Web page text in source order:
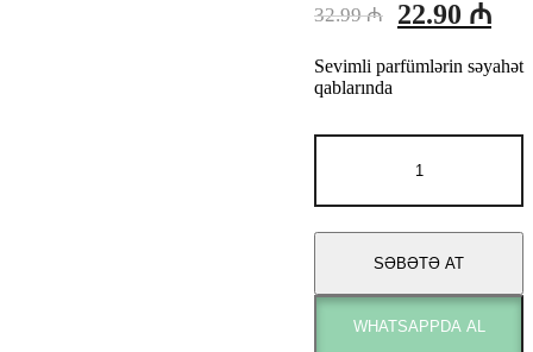
32.99₼
Orijinal
fiyat:
32.99 ₼.
22.90 ₼Şu
Sevimli parfümlərin səyahət
qablarında
Set
SƏBƏTƏ AT
WHATSAPPDA AL